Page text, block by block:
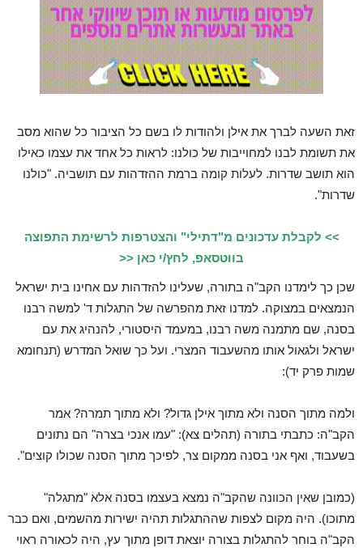
זאת השעה לברך את אילן ולהודות לו בשם כל הציבור כל שהוא מסב
את תשומת לבנו למחוייבות של כולנו: לראות כל אחד את עצמו כאילו
הוא תושב שדרות. לעלות קומה ברמת ההזדהות עם תושביה. "כולנו
שדרות".
>> לקבלת עדכונים מ"דתילי" והצטרפות לרשימת התפוצה
בווטסאפ, לחץ/י כאן <<
שכן כך לימדנו הקב"ה בתורה, שעלינו להזדהות עם אחינו בית ישראל
הנמצאים במצוקה. למדנו זאת מהפרשה של התגלות ד' למשה רבנו
בסנה, שם מתמנה משה רבנו, במעמד היסטורי, להנהיג את עם
ישראל ולגאול אותו מהשעבוד המצרי. ועל כך שואל המדרש (תנחומא
שמות פרק יד):
ולמה מתוך הסנה ולא מתוך אילן גדול? ולא מתוך תמרה? אמר
הקב"ה: כתבתי בתורה (תהלים צא): "עמו אנכי בצרה" הם נתונים
בשעבוד, ואף אני בסנה ממקום צר, לפיכך מתוך הסנה שכולו קוצים".
(כמובן שאין הכוונה שהקב"ה נמצא בעצמו בסנה אלא "מתגלה"
מתוכו). היה מקום לצפות שההתגלות תהיה ישירות מהשמים, ואם כבר
הקב"ה בוחר להתגלות בצורה יוצאת דופן מתוך עץ, היה לכאורה ראוי